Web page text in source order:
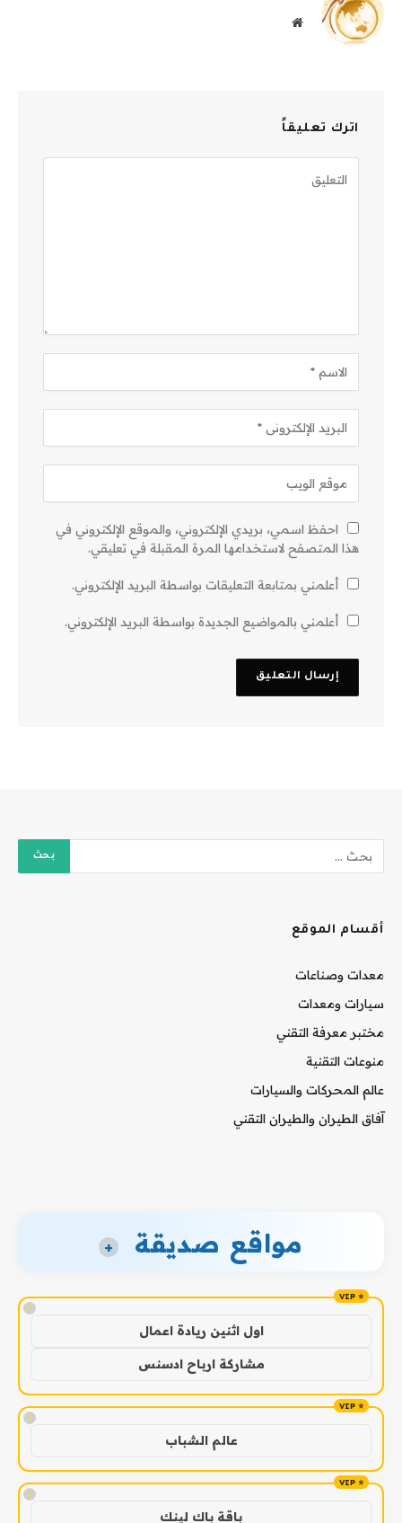
موقع
اترك تعليقاً
احفظ اسمي، بريدي الإلكتروني، والموقع الإلكتروني في
هذا المتصفح لاستخدامها المرة المقبلة في تعليقي.
أعلمني بمتابعة التعليقات بواسطة البريد الإلكتروني.
أعلمني بالمواضيع الجديدة بواسطة البريد الإلكتروني.
أقسام الموقع
معدات وصناعات
سيارات ومعدات
مختبر معرفة التقني
منوعات التقنية
عالم المحركات والسيارات
آفاق الطيران والطيران التقني
مواقع صديقة +
!
اول اثنين ريادة اعمال
مشاركة ارباح ادسنس
!
عالم الشباب
!
باقة باك لينك